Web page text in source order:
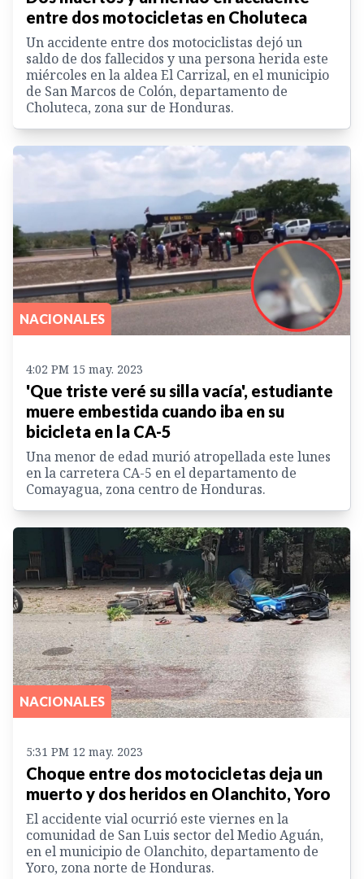
entre dos motocicletas en Choluteca
Un accidente entre dos motociclistas dejó un
saldo de dos fallecidos y una persona herida este
miércoles en la aldea El Carrizal, en el municipio
de San Marcos de Colón, departamento de
Choluteca, zona sur de Honduras.
NACIONALES
4:02 PM 15 may. 2023
'Que triste veré su silla vacía', estudiante
muere embestida cuando iba en su
bicicleta en la CA-5
Una menor de edad murió atropellada este lunes
en la carretera CA-5 en el departamento de
Comayagua, zona centro de Honduras.
NACIONALES
5:31 PM 12 may. 2023
Choque entre dos motocicletas deja un
muerto y dos heridos en Olanchito, Yoro
El accidente vial ocurrió este viernes en la
comunidad de San Luis sector del Medio Aguán,
en el municipio de Olanchito, departamento de
Yoro, zona norte de Honduras.